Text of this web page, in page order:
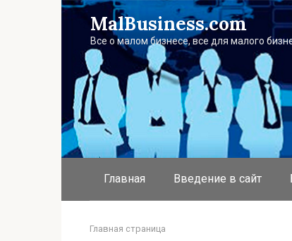
MalBusiness.com
Все о малом бизнесе, все для малого
Главная Введение в сайт
Главная страница